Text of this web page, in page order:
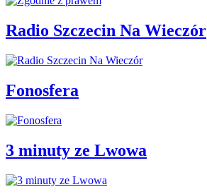
Radio Szczecin Na Wieczór
Fonosfera
3 minuty ze Lwowa